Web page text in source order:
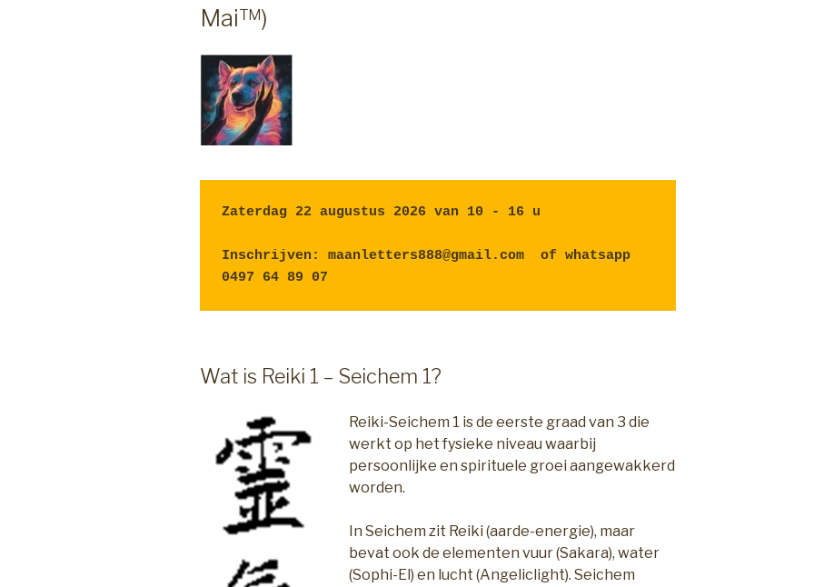
Mai™)
Zaterdag 22 augustus 2026 van 10 - 16 u
Inschrijven: maanletters888@gmail.com  of whatsapp
0497 64 89 07
Wat is Reiki 1 – Seichem 1?
Reiki-Seichem 1 is de eerste graad van 3 die
werkt op het fysieke niveau waarbij
persoonlijke en spirituele groei aangewakkerd
worden.
In Seichem zit Reiki (aarde-energie), maar
bevat ook de elementen vuur (Sakara), water
(Sophi-El) en lucht (Angeliclight). Seichem